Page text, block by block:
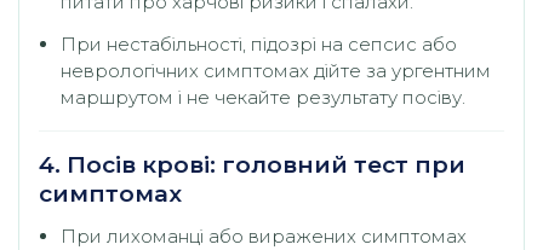
При нестабільності, підозрі на сепсис або
неврологічних симптомах дійте за ургентним
маршрутом і не чекайте результату посіву.
4. Посів крові: головний тест при
симптомах
При лихоманці або виражених симптомах